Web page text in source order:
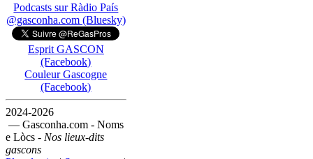
Podcasts sur Ràdio País
@gasconha.com (Bluesky)
Esprit GASCON
(Facebook)
Couleur Gascogne
(Facebook)
2024-2026
— Gasconha.com - Noms
e Lòcs - Nos lieux-dits
gascons